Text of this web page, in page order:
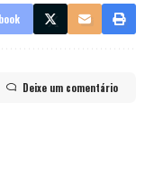
Deixe um comentário